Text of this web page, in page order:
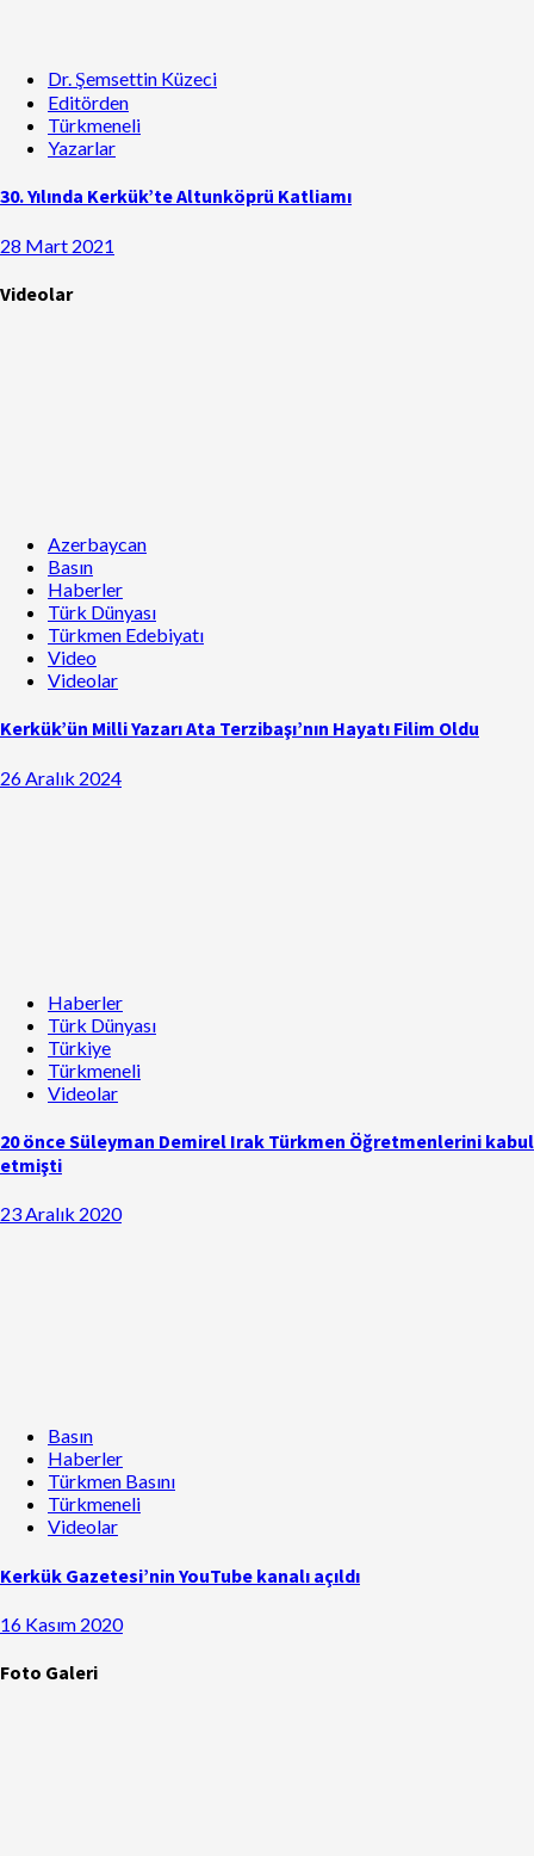
Dr. Şemsettin Küzeci
Editörden
Türkmeneli
Yazarlar
30. Yılında Kerkük’te Altunköprü Katliamı
28 Mart 2021
Videolar
Azerbaycan
Basın
Haberler
Türk Dünyası
Türkmen Edebiyatı
Video
Videolar
Kerkük’ün Milli Yazarı Ata Terzibaşı’nın Hayatı Filim Oldu
26 Aralık 2024
Haberler
Türk Dünyası
Türkiye
Türkmeneli
Videolar
20 önce Süleyman Demirel Irak Türkmen Öğretmenlerini kabul
etmişti
23 Aralık 2020
Basın
Haberler
Türkmen Basını
Türkmeneli
Videolar
Kerkük Gazetesi’nin YouTube kanalı açıldı
16 Kasım 2020
Foto Galeri